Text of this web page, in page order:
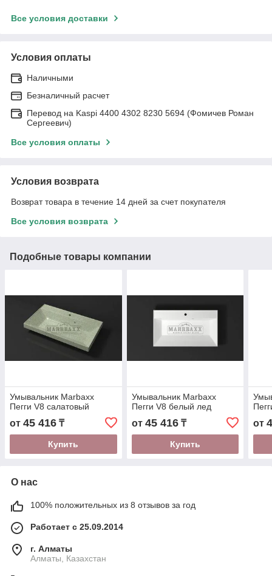
Все условия доставки
Условия оплаты
Наличными
Безналичный расчет
Перевод на Kaspi 4400 4302 8230 5694 (Фомичев Роман
Сергеевич)
Все условия оплаты
Условия возврата
Возврат товара в течение 14 дней за счет покупателя
Все условия возврата
Подобные товары компании
Умывальник Marbaxx
Пегги V8 салатовый
от 45 416 ₸
Купить
Умывальник Marbaxx
Пегги V8 белый лед
от 45 416₸
Купить
от
О нас
100% положительных из 8 отзывов за год
Работает с 25.09.2014
г. Алматы
Алматы, Казахстан